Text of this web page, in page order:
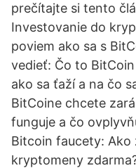
prečítajte si tento
Investovanie do
poviem ako sa s
vedieť: Čo to
ako sa ťaží a na čo
BitCoine chcete
funguje a čo
Bitcoin faucety: Ako
kryptomeny